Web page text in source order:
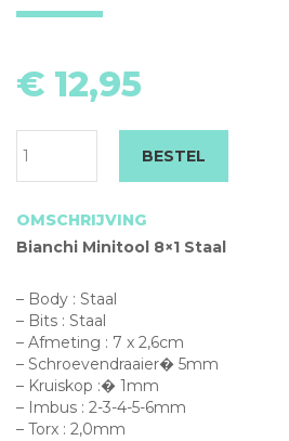
€ 12,95
BESTEL
OMSCHRIJVING
Bianchi Minitool 8×1 Staal
– Body : Staal
– Bits : Staal
– Afmeting : 7 x 2,6cm
– Schroevendraaier� 5mm
– Kruiskop :� 1mm
– Imbus : 2-3-4-5-6mm
– Torx : 2,0mm